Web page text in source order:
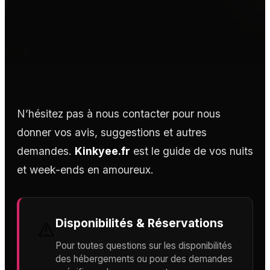
N’hésitez pas à nous contacter pour nous
donner vos avis, suggestions et autres
demandes. Kinkyee.fr est le guide de vos nuits
et week-ends en amoureux.
Disponibilités & Réservations
Pour toutes questions sur les disponibilités
des hébergements ou pour des demandes